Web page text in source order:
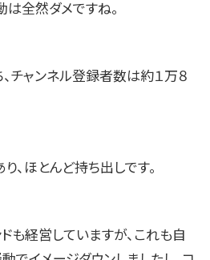
は全然ダメですね。
チャンネル登録者数は約１万８
、ほとんど持ち出しです。
も経営していますが、これも自